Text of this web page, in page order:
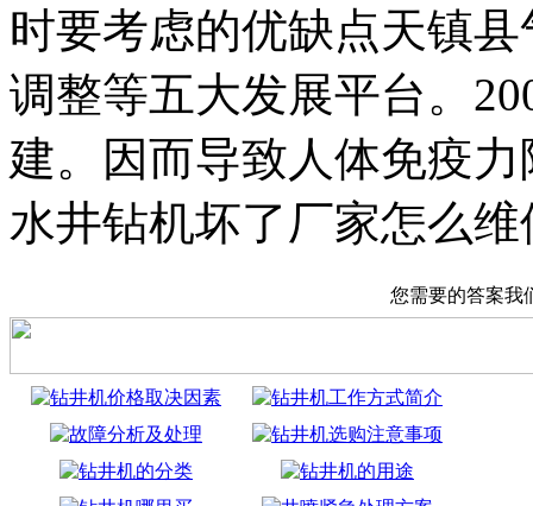
时要考虑的优缺点天镇
调整等五大发展平台。
建。因而导致人体免疫
水井钻机坏了厂家怎么维
您需要的答案我